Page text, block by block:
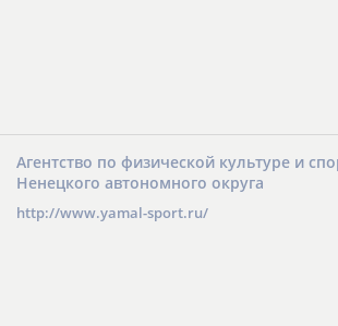
Агентство по физической культуре и
Ненецкого автономного округа
http://www.yamal-sport.ru/